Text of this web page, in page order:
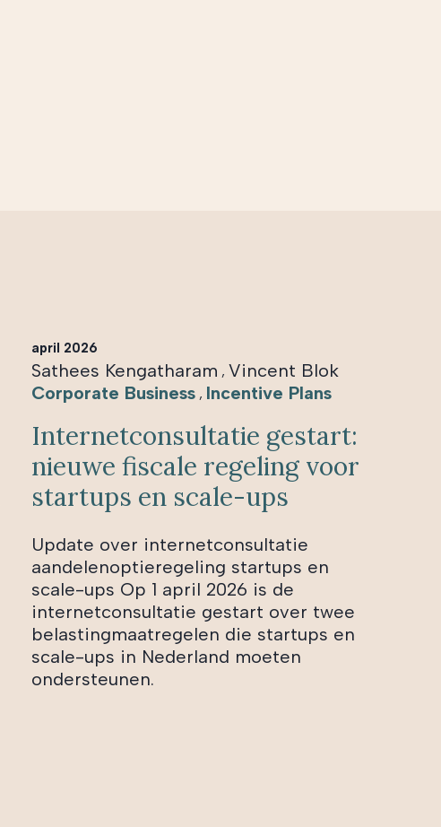
april 2026
Sathees Kengatharam , Vincent Blok
Corporate Business , Incentive Plans
Internetconsultatie gestart:
nieuwe fiscale regeling voor
startups en scale-ups
Update over internetconsultatie
aandelenoptieregeling startups en
scale-ups Op 1 april 2026 is de
internetconsultatie gestart over twee
belastingmaatregelen die startups en
scale-ups in Nederland moeten
ondersteunen.